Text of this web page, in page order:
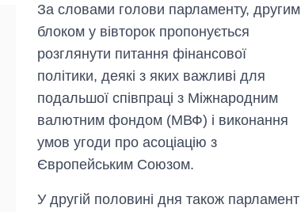
За словами голови парламенту, другим
блоком у вівторок пропонується
розглянути питання фінансової
політики, деякі з яких важливі для
подальшої співпраці з Міжнародним
валютним фондом (МВФ) і виконання
умов угоди про асоціацію з
Європейським Союзом.
У другій половині дня також парламент